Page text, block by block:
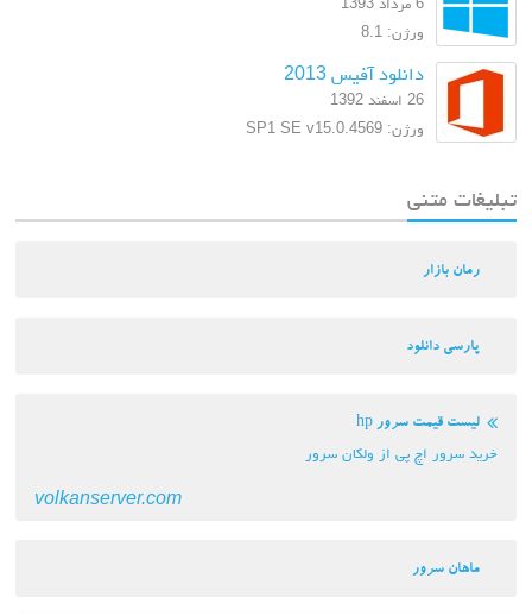
ورژن: 8.1
دانلود آفیس 2013
26 اسفند 1392
ورژن: SP1 SE v15.0.4569
تبلیغات متنی
رمان بازار
پارسی دانلود
لیست قیمت سرور hp
خرید سرور اچ پی از ولکان سرور
volkanserver.com
ماهان سرور